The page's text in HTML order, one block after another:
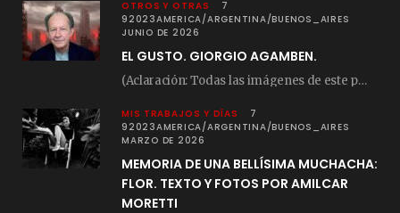
OTROS Y OTRAS
7
92023AMERICA/ARGENTINA/BUENOS_AIRES
JUNIO DE 2026
EL GUSTO. GIORGIO AGAMBEN.
(Aclaración: Todas las imágenes de este posteo fueron tomadas de Bloghemia.com, y todos los…
MIS TRABAJOS Y DÍAS
7
92023AMERICA/ARGENTINA/BUENOS_AIRES
MARZO DE 2026
MEMORIA DE UNA BELLÍSIMA MUCHACHA:
FLOR. TEXTO Y FOTOS POR AMILCAR
MORETTI